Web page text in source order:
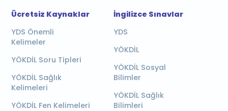
Ücretsiz Kaynaklar
YDS Önemli
Kelimeler
YÖKDİL Soru Tipleri
YÖKDİL Sağlık
Kelimeleri
YÖKDİL Fen Kelimeleri
İngilizce Sınavlar
YDS
YÖKDİL
YÖKDİL Sosyal
Bilimler
YÖKDİL Sağlık
Bilimleri